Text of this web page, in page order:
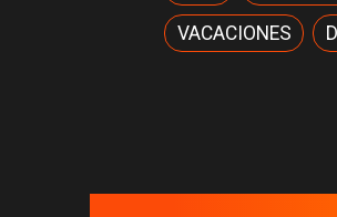
VACACIONES